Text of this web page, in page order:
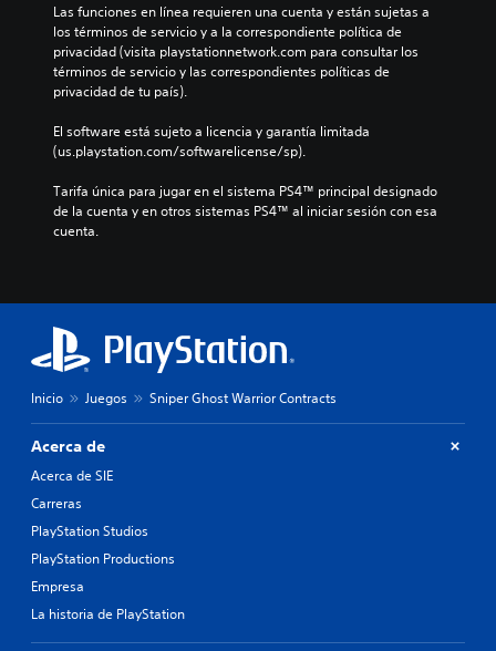
Las funciones en línea requieren una cuenta y están sujetas a
los términos de servicio y a la correspondiente política de
privacidad (visita playstationnetwork.com para consultar los
términos de servicio y las correspondientes políticas de
privacidad de tu país).
El software está sujeto a licencia y garantía limitada
(us.playstation.com/softwarelicense/sp).
Tarifa única para jugar en el sistema PS4™ principal designado
de la cuenta y en otros sistemas PS4™ al iniciar sesión con esa
cuenta.
Inicio Juegos Sniper Ghost Warrior Contracts
Acerca de
Acerca de SIE
Carreras
PlayStation Studios
PlayStation Productions
Empresa
La historia de PlayStation